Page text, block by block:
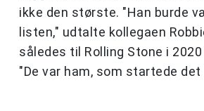
ikke den største. "Han burde
listen," udtalte kollegaen
således til Rolling Stone i
"De var ham, som startede det